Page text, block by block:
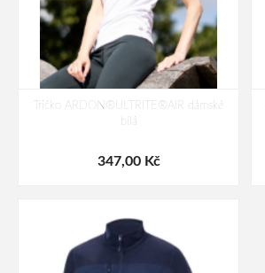
Tričko ARDON®ULTRITE®AIR dámské
bílá
347,00 Kč